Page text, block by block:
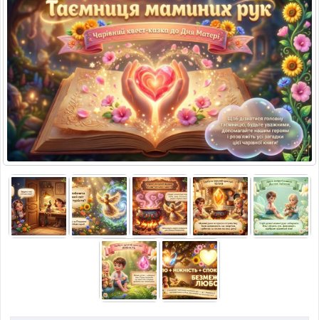
МАТЕРІАЛИ З ПРЕДМЕТІВ
РІЗНІ МАТЕРІАЛИ
НОВИНИ